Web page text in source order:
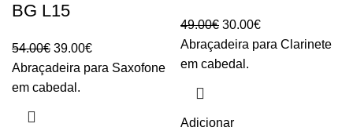
BG L15
54.00€ O
preço
original
39.00€O
preço
Abraçadeira para Saxofone
em cabedal.
49.00€ O
preço
original
30.00€O
preço
Abraçadeira para Clarinete
em cabedal.
Adicionar